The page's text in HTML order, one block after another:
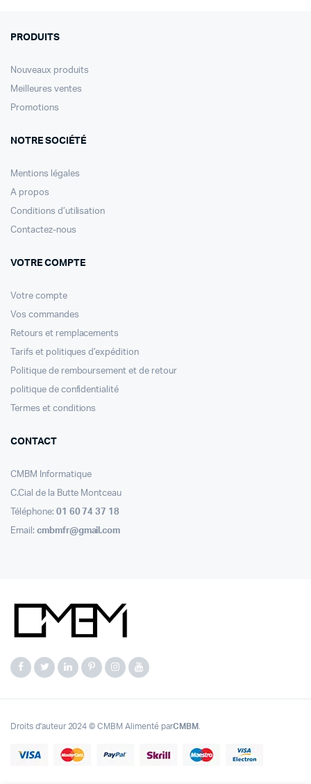
PRODUITS
Nouveaux produits
Meilleures ventes
Promotions
NOTRE SOCIÉTÉ
Mentions légales
A propos
Conditions d’utilisation
Contactez-nous
VOTRE COMPTE
Votre compte
Vos commandes
Retours et remplacements
Tarifs et politiques d’expédition
Politique de remboursement et de retour
politique de confidentialité
Termes et conditions
CONTACT
CMBM Informatique
C.Cial de la Butte Montceau
Téléphone: 01 60 74 37 18
Email: cmbmfr@gmail.com
Droits d'auteur 2024 © CMBM Alimenté parCMBM